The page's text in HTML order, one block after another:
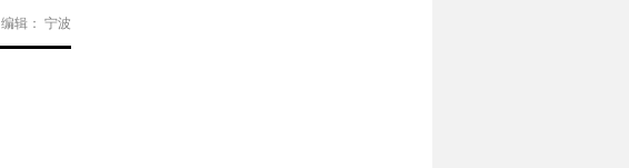
编辑： 宁波